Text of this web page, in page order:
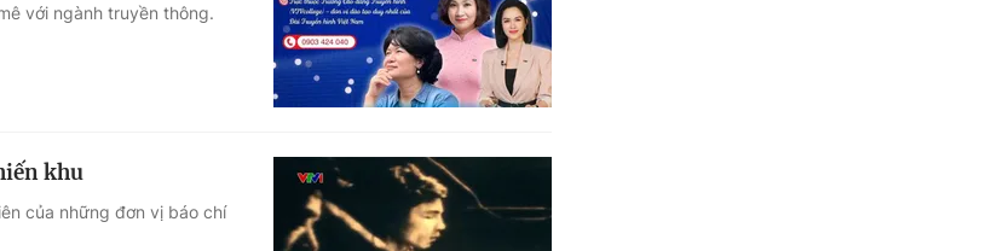
với ngành truyền thông.
khu
của những đơn vị báo chí